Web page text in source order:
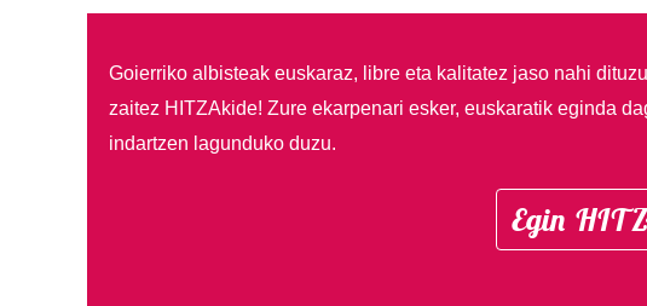
Goierriko albisteak euskaraz, libre eta kalitatez jaso nahi
zaitez HITZAkide! Zure ekarpenari esker, euskaratik eginda
indartzen lagunduko duzu.
Egin